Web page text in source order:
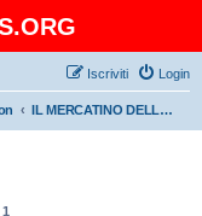
Login
Iscriviti
IL MERCATINO DELLE DITTE
1